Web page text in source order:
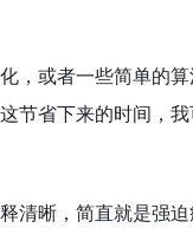
或者一些简单的
节省下来的时间，
清晰，简直就是强